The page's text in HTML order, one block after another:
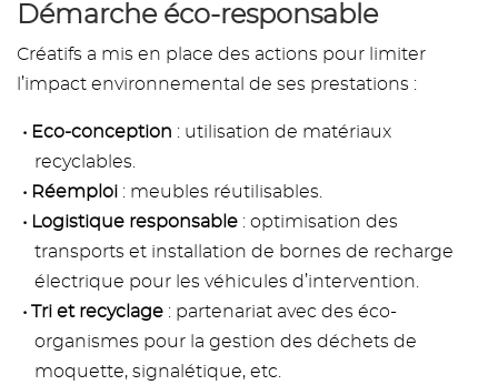
Démarche éco-responsable
Créatifs a mis en place des actions pour limiter
l’impact environnemental de ses prestations :
Eco-conception : utilisation de matériaux
recyclables.
Réemploi : meubles réutilisables.
Logistique responsable: optimisation des
transports et installation de bornes de recharge
électrique pour les véhicules d’intervention.
Tri et recyclage : partenariat avec des éco-
organismes pour la gestion des déchets de
moquette, signalétique, etc.